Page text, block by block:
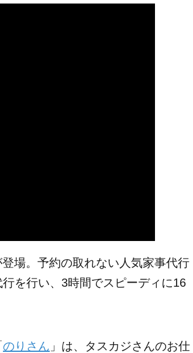
場。予約の取れない人気家事代行
を行い、3時間でスピーディに16
のりさん 」は、タスカジさんのお仕